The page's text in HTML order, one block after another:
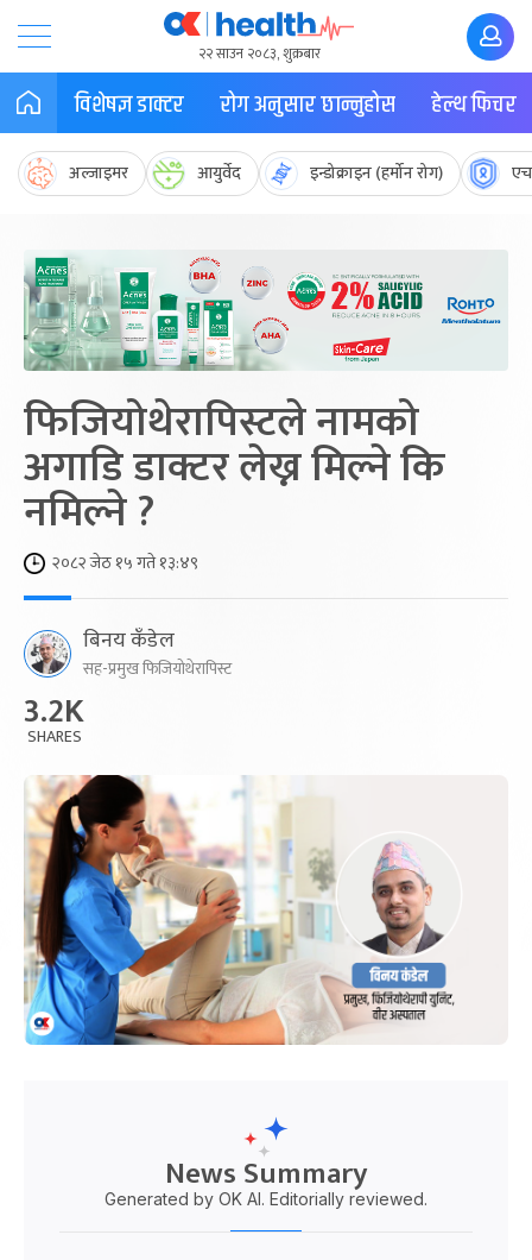
२२ साउन २०८३, शुक्रबार
विशेषज्ञ डाक्टर रोग अनुसार छान्नुहोस हेल्थ फिचर
अल्जाइमर आयुर्वेद इन्डोक्राइन (हर्मोन रोग)
फिजियोथेरापिस्टले नामको
अगाडि डाक्टर लेख्न मिल्ने कि
नमिल्ने ?
२०८२ जेठ १५ गते १३:४९
बिनय कँडेल
सह-प्रमुख फिजियोथेरापिस्ट
3.2K
SHARES
News Summary
Generated by OK AI. Editorially reviewed.